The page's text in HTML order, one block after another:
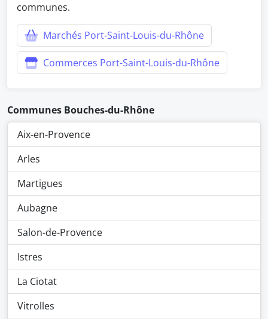
communes.
Marchés Port-Saint-Louis-du-Rhône
Commerces Port-Saint-Louis-du-Rhône
Communes Bouches-du-Rhône
Aix-en-Provence
Arles
Martigues
Aubagne
Salon-de-Provence
Istres
La Ciotat
Vitrolles